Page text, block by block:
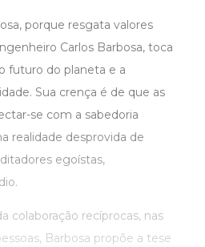
porque resgata valores
Carlos Barbosa, toca
futuro do planeta e a
Sua crença é de que as
se com a sabedoria
realidade desprovida de
egoístas,
colaboração recíprocas, nas
Barbosa propõe a tese